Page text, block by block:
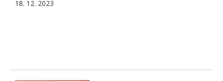
18. 12. 2023